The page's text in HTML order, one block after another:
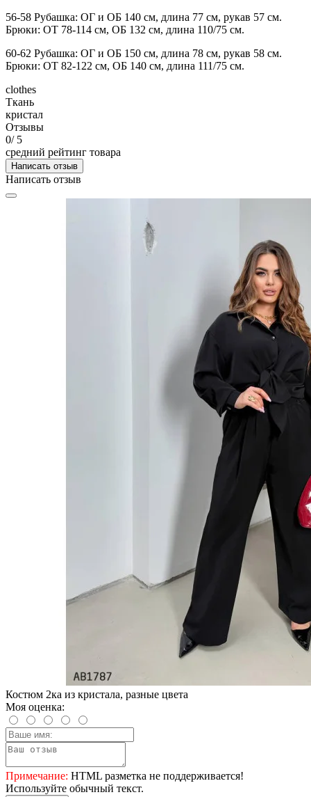
56-58 Рубашка: ОГ и ОБ 140 см, длина 77 см, рукав 57 см.
Брюки: ОТ 78-114 см, ОБ 132 см, длина 110/75 см.
60-62 Рубашка: ОГ и ОБ 150 см, длина 78 см, рукав 58 см.
Брюки: ОТ 82-122 см, ОБ 140 см, длина 111/75 см.
clothes
Ткань
кристал
Отзывы
0/ 5
средний рейтинг товара
Написать отзыв
Написать отзыв
Костюм 2ка из кристала, разные цвета
Моя оценка:
Примечание: HTML разметка не поддерживается!
Используйте обычный текст.